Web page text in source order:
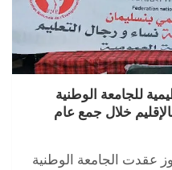
للجامعة الوطنية
خلال جمع عام
عقدت الجامعة الوطنية